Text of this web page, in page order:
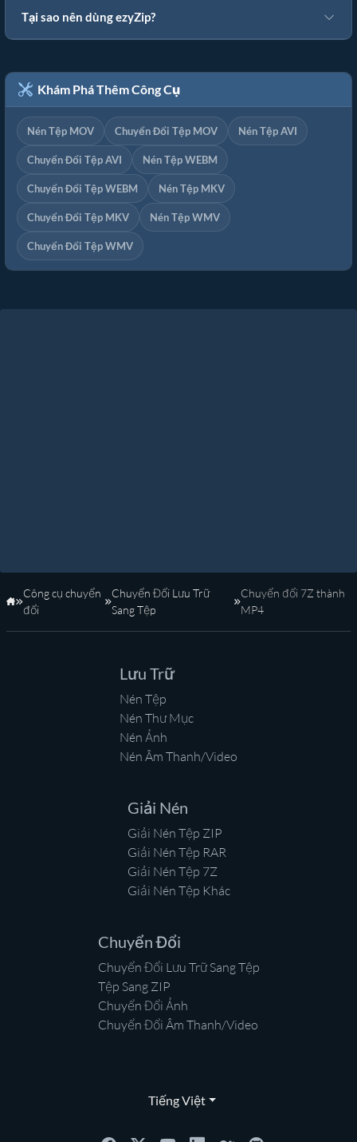
Tại sao nên dùng ezyZip?
Khám Phá Thêm Công Cụ
Nén Tệp MOV Chuyển Đổi Tệp MOV Nén Tệp AVI
Chuyển Đổi Tệp AVI Nén Tệp WEBM
Chuyển Đổi Tệp WEBM Nén Tệp MKV
Chuyển Đổi Tệp MKV Nén Tệp WMV
Chuyển Đổi Tệp WMV
Trang Chủ
Công cụ chuyển
đổi
Chuyển Đổi Lưu Trữ
Sang Tệp
Chuyển đổi 7Z thành
MP4
Lưu Trữ
Nén Tệp
Nén Thư Mục
Nén Ảnh
Nén Âm Thanh/Video
Giải Nén
Giải Nén Tệp ZIP
Giải Nén Tệp RAR
Giải Nén Tệp 7Z
Giải Nén Tệp Khác
Chuyển Đổi
Chuyển Đổi Lưu Trữ Sang Tệp
Tệp Sang ZIP
Chuyển Đổi Ảnh
Chuyển Đổi Âm Thanh/Video
Tiếng Việt